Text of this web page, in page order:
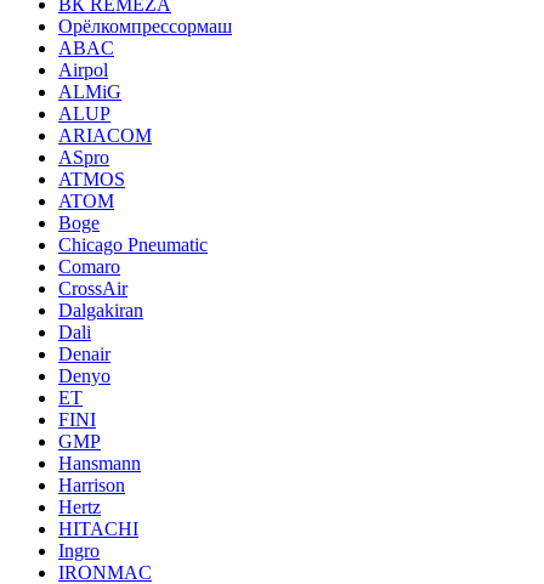
Орёлкомпрессормаш
ABAC
Airpol
ALMiG
ALUP
ARIACOM
ASpro
ATMOS
ATOM
Boge
Chicago Pneumatic
Comaro
CrossAir
Dalgakiran
Dali
Denair
Denyo
ET
FINI
GMP
Hansmann
Harrison
Hertz
HITACHI
Ingro
IRONMAC